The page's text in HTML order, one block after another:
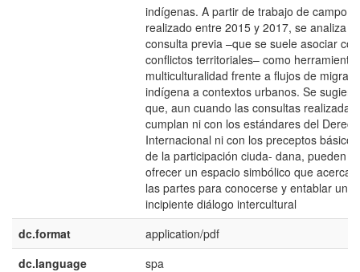
indígenas. A partir de trabajo de campo
realizado entre 2015 y 2017, se analiza la
consulta previa –que se suele asociar con
conflictos territoriales– como herramienta
multiculturalidad frente a flujos de
indígena a contextos urbanos. Se sugiere
que, aun cuando las consultas realizadas
cumplan ni con los estándares del
Internacional ni con los preceptos básicos
de la participación ciuda- dana, pueden
ofrecer un espacio simbólico que acerca a
las partes para conocerse y entablar un
incipiente diálogo intercultural
dc.format
application/pdf
dc.language
spa